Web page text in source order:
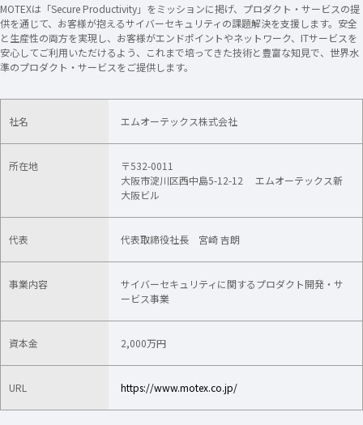
MOTEXは「Secure Productivity」をミッションに掲げ、プロダクト・サービスの提
供を通じて、お客様が抱えるサイバーセキュリティの課題解決を支援します。安全
と生産性の両方を実現し、お客様がエンドポイントやネットワーク、ITサービスを
安心してご利用いただけるよう、これまで培ってきた技術と豊富な知見で、世界水
準のプロダクト・サービスをご提供します。
社名 エムオーテックス株式会社
所在地
〒532-0011
大阪市淀川区西中島5-12-12 エムオーテックス新
大阪ビル
代表 代表取締役社長 宮崎 吉朗
事業内容
サイバーセキュリティに関するプロダクト開発・サ
ービス事業
資本金 2,000万円
URL https://www.motex.co.jp/